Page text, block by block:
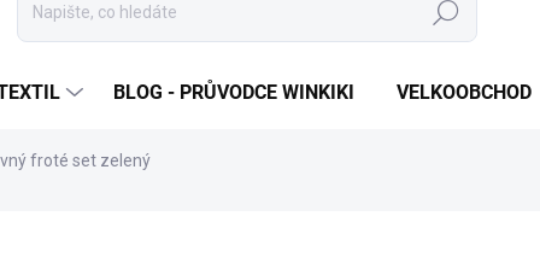
Hledat
BLOG - PRŮVODCE WINKIKI VELKOOBCHOD
froté set zelený